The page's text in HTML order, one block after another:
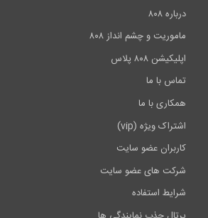
درباره ۸۰۸
ماموریت و چشم انداز ۸۰۸
اپلیکیشن ۸۰۸ پلاس
تماس با ما
همکاری با ما
اشتراک ویژه (vip)
کاربران عضو سایت
شرکت های عضو سایت
شرایط استفاده